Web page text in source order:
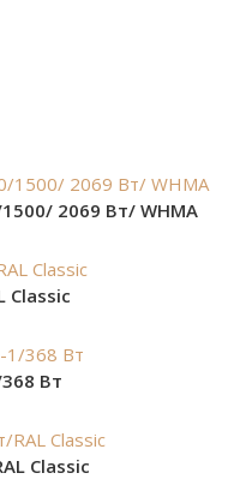
2069 Bт/ WHMA
Classic
Вт
Classic